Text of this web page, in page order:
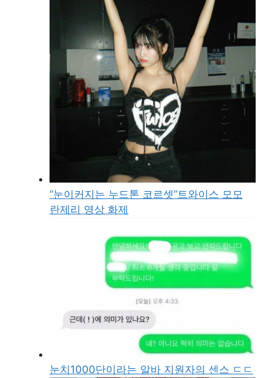
“눈이커지는 누드톤 코르셋”트와이스 모모
란제리 영상 화제
눈치1000단이라는 알바 지원자의 센스 ㄷㄷ